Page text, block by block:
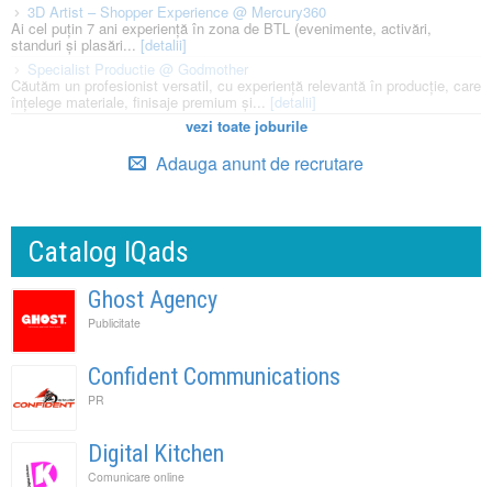
3D Artist – Shopper Experience @ Mercury360
Ai cel puțin 7 ani experiență în zona de BTL (evenimente, activări,
standuri și plasări...[detalii]
Specialist Productie @ Godmother
Căutăm un profesionist versatil, cu experiență relevantă în producție, care
înțelege materiale, finisaje premium și... [detalii]
vezi toate joburile
Adauga anunt de recrutare
Catalog IQads
Ghost Agency
Publicitate
Confident Communications
PR
Digital Kitchen
Comunicare online